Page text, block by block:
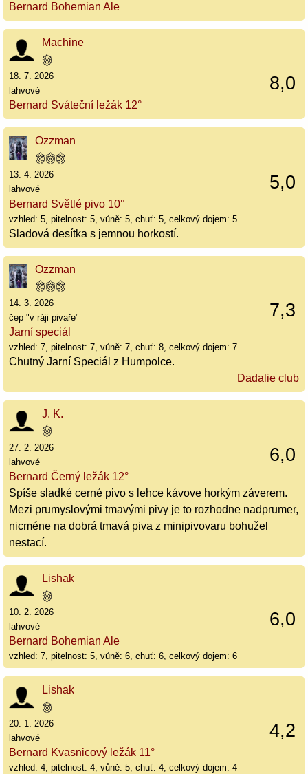
Bernard Bohemian Ale
Machine
8,0
18. 7. 2026
lahvové
Bernard Sváteční ležák 12°
Ozzman
5,0
13. 4. 2026
lahvové
Bernard Světlé pivo 10°
vzhled: 5, pitelnost: 5, vůně: 5, chuť: 5, celkový dojem: 5
Sladová desítka s jemnou horkostí.
Ozzman
7,3
14. 3. 2026
čep "v ráji pivaře"
Jarní speciál
vzhled: 7, pitelnost: 7, vůně: 7, chuť: 8, celkový dojem: 7
Chutný Jarní Speciál z Humpolce.
Dadalie club
J. K.
6,0
27. 2. 2026
lahvové
Bernard Černý ležák 12°
Spíše sladké cerné pivo s lehce kávove horkým záverem.
Mezi prumyslovými tmavými pivy je to rozhodne nadprumer,
nicméne na dobrá tmavá piva z minipivovaru bohužel
nestací.
Lishak
6,0
10. 2. 2026
lahvové
Bernard Bohemian Ale
vzhled: 7, pitelnost: 5, vůně: 6, chuť: 6, celkový dojem: 6
Lishak
4,2
20. 1. 2026
lahvové
Bernard Kvasnicový ležák 11°
vzhled: 4, pitelnost: 4, vůně: 5, chuť: 4, celkový dojem: 4